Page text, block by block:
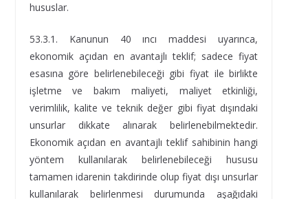
hususlar.
53.3.1. Kanunun 40 ıncı maddesi uyarınca,
ekonomik açıdan en avantajlı teklif; sadece fiyat
esasına göre belirlenebileceği gibi fiyat ile birlikte
işletme ve bakım maliyeti, maliyet etkinliği,
verimlilik, kalite ve teknik değer gibi fiyat dışındaki
unsurlar dikkate alınarak belirlenebilmektedir.
Ekonomik açıdan en avantajlı teklif sahibinin hangi
yöntem kullanılarak belirlenebileceği hususu
tamamen idarenin takdirinde olup fiyat dışı unsurlar
kullanılarak belirlenmesi durumunda aşağıdaki